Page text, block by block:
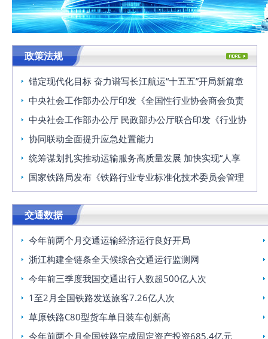
政策法规
锚定现代化目标 奋力谱写长江航运“十五五”开局新篇章
中央社会工作部办公厅印发《全国性行业协会商会负责
人退出办法 （
中央社会工作部办公厅 民政部办公厅联合印发《行业协
会商会名誉职
协同联动全面提升应急处置能力
统筹谋划扎实推动运输服务高质量发展 加快实现“人享
其行、物畅其
国家铁路局发布《铁路行业专业标准化技术委员会管理
交通数据
今年前两个月交通运输经济运行良好开局
浙江构建全链条全天候综合交通运行监测网
今年前三季度我国交通出行人数超500亿人次
1至2月全国铁路发送旅客7.26亿人次
草原铁路C80型货车单日装车创新高
今年前两个月全国铁路完成固定资产投资685.4亿元